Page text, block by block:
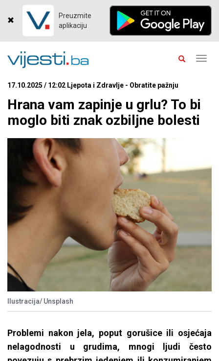
Preuzmite
aplikaciju
17.10.2025 / 12:02 Ljepota i Zdravlje - Obratite pažnju
Hrana vam zapinje u grlu? To bi
moglo biti znak ozbiljne bolesti
Ilustracija/ Unsplash
Problemi nakon jela, poput gorušice ili osjećaja
nelagodnosti u grudima, mnogi ljudi često